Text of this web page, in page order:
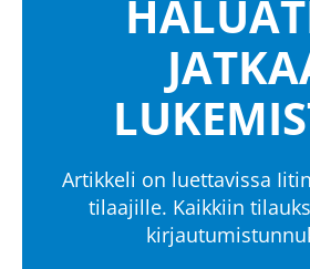
Artikkeli on luettavissa
tilaajille. Kaikkiin